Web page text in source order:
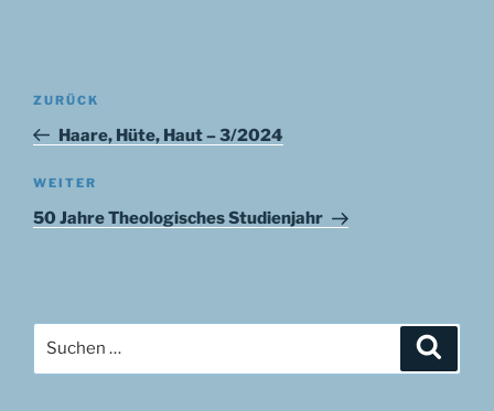
Beitragsnavigation
Vorheriger
Beitrag
ZURÜCK
Haare, Hüte, Haut – 3/2024
Nächster
Beitrag
WEITER
50 Jahre Theologisches Studienjahr
nach: